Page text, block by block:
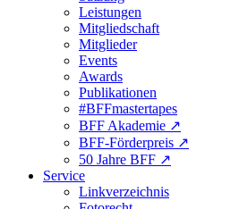
Leistungen
Mitgliedschaft
Mitglieder
Events
Awards
Publikationen
#BFFmastertapes
BFF Akademie ↗︎
BFF-Förderpreis ↗︎
50 Jahre BFF ↗︎
Service
Linkverzeichnis